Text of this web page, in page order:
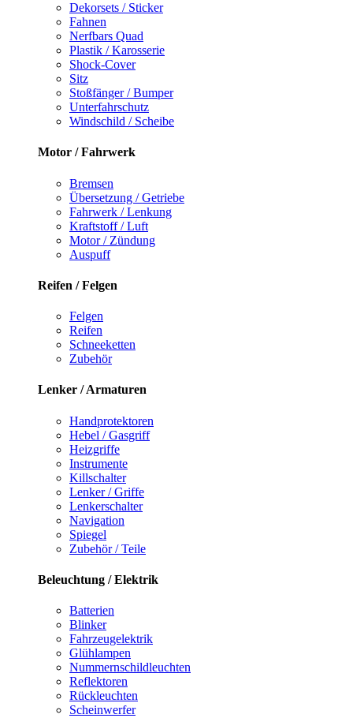
Dekorsets / Sticker
Fahnen
Nerfbars Quad
Plastik / Karosserie
Shock-Cover
Sitz
Stoßfänger / Bumper
Unterfahrschutz
Windschild / Scheibe
Motor / Fahrwerk
Bremsen
Übersetzung / Getriebe
Fahrwerk / Lenkung
Kraftstoff / Luft
Motor / Zündung
Auspuff
Reifen / Felgen
Felgen
Reifen
Schneeketten
Zubehör
Lenker / Armaturen
Handprotektoren
Hebel / Gasgriff
Heizgriffe
Instrumente
Killschalter
Lenker / Griffe
Lenkerschalter
Navigation
Spiegel
Zubehör / Teile
Beleuchtung / Elektrik
Batterien
Blinker
Fahrzeugelektrik
Glühlampen
Nummernschildleuchten
Reflektoren
Rückleuchten
Scheinwerfer